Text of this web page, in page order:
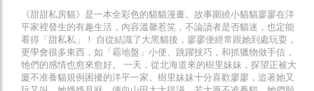
《甜甜私房貓》是一本全彩色的貓貓漫畫。故事圍繞小貓貓廖廖在洋
平家裡發生的有趣生活，內容溫馨惹笑，不論讀者是否貓迷，也定能
看得「甜私私」！ 自從結識了大黑貓後，廖廖便經常跟她到處玩耍，
更學會很多東西，如「霸地盤」小便、跳躍技巧，和抓獵物做手信，
牠們的感情也愈來愈好。 一天，從北海道來的樹里妹妹，探望正被大
廈不准養貓規例困擾的洋平一家。樹里妹妹十分喜歡廖廖，追著她又